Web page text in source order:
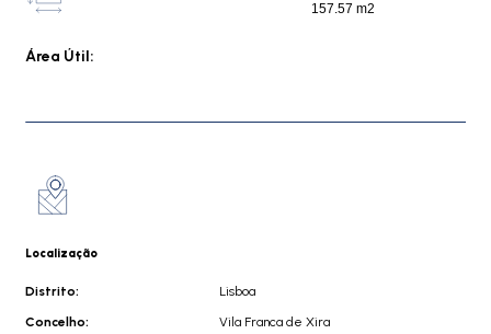
Área Útil:
157.57 m2
Localização
Distrito:
Lisboa
Concelho:
Vila Franca de Xira